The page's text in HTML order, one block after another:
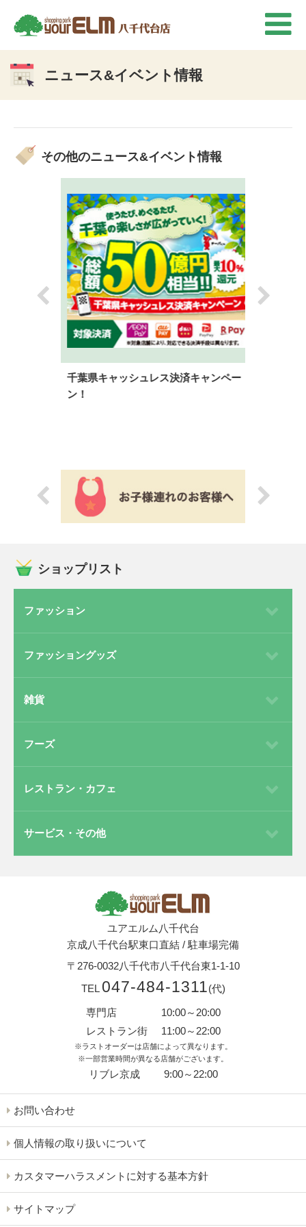
ニュース&イベント情報
その他のニュース&イベント情報
千葉県キャッシュレス決済キャンペー
ン！
ショップリスト
ファッション
ファッショングッズ
雑貨
フーズ
レストラン・カフェ
サービス・その他
ユアエルム八千代台
京成八千代台駅東口直結 / 駐車場完備
〒276-0032八千代市八千代台東1-1-10
TEL 047-484-1311(代)
専門店
10:00～20:00
レストラン街
11:00～22:00
※ラストオーダーは店舗によって異なります。
※一部営業時間が異なる店舗がございます。
リブレ京成 9:00～22:00
お問い合わせ
個人情報の取り扱いについて
カスタマーハラスメントに対する基本方針
サイトマップ